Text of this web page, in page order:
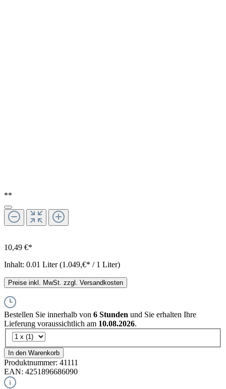
**
10,49 €*
Inhalt: 0.01 Liter(1.049,€* / 1 Liter)
Preise inkl. MwSt. zzgl. Versandkosten
Bestellen Sie innerhalb von 6 Stunden und Sie erhalten Ihre
Lieferung voraussichtlich am 10.08.2026.
In den Warenkorb
Produktnummer: 41111
EAN: 4251896686090